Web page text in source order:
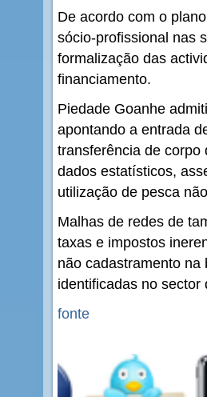
De acordo com o
sócio-profissional nas
formalização das
financiamento.
Piedade Goanhe
apontando a entrada
transferência de corpo
dados estatísticos,
utilização de pesca
Malhas de redes de
taxas e impostos
não cadastramento
identificadas no sector
fonte